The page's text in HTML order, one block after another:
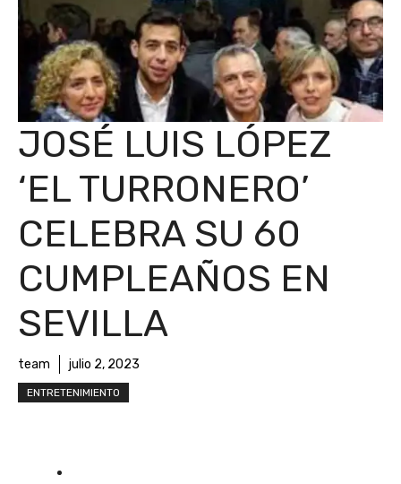
JOSÉ LUIS LÓPEZ
‘EL TURRONERO’
CELEBRA SU 60
CUMPLEAÑOS EN
SEVILLA
team julio 2, 2023
ENTRETENIMIENTO